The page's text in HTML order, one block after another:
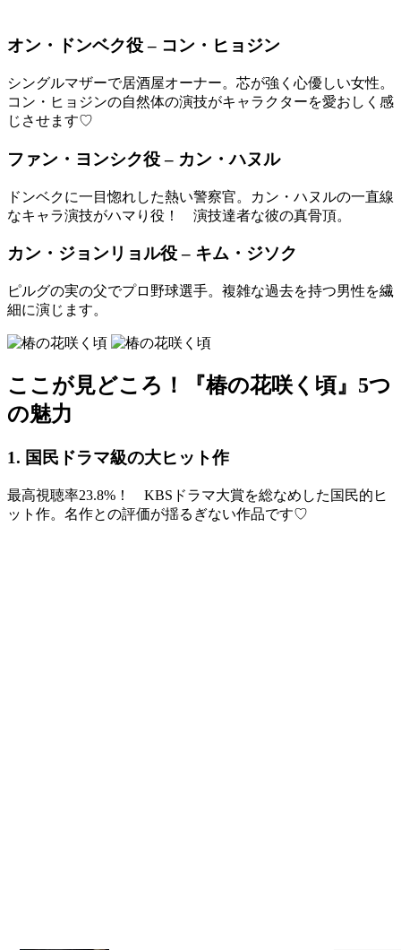
オン・ドンベク役 – コン・ヒョジン
シングルマザーで居酒屋オーナー。芯が強く心優しい女性。
コン・ヒョジンの自然体の演技がキャラクターを愛おしく感
じさせます♡
ファン・ヨンシク役 – カン・ハヌル
ドンベクに一目惚れした熱い警察官。カン・ハヌルの一直線
なキャラ演技がハマり役！ 演技達者な彼の真骨頂。
カン・ジョンリョル役 – キム・ジソク
ピルグの実の父でプロ野球選手。複雑な過去を持つ男性を繊
細に演じます。
ここが見どころ！『椿の花咲く頃』5つ
の魅力
1. 国民ドラマ級の大ヒット作
最高視聴率23.8%！ KBSドラマ大賞を総なめした国民的ヒ
ット作。名作との評価が揺るぎない作品です♡